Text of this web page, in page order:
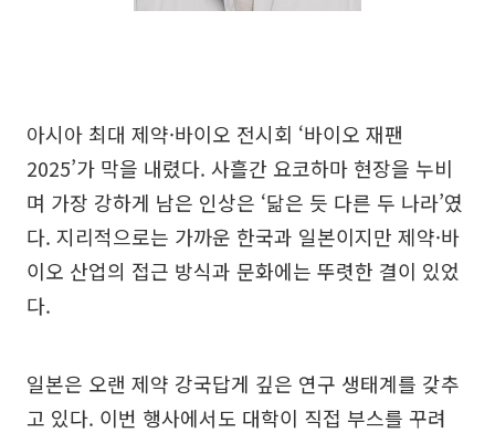
아시아 최대 제약·바이오 전시회 ‘바이오 재팬
2025’가 막을 내렸다. 사흘간 요코하마 현장을 누비
며 가장 강하게 남은 인상은 ‘닮은 듯 다른 두 나라’였
다. 지리적으로는 가까운 한국과 일본이지만 제약·바
이오 산업의 접근 방식과 문화에는 뚜렷한 결이 있었
다.
일본은 오랜 제약 강국답게 깊은 연구 생태계를 갖추
고 있다. 이번 행사에서도 대학이 직접 부스를 꾸려